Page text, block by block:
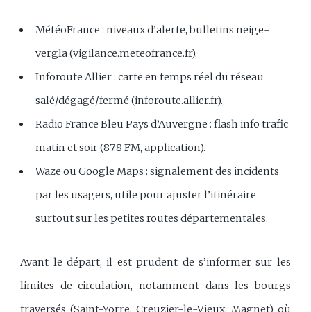
MétéoFrance : niveaux d’alerte, bulletins neige-
vergla (vigilance.meteofrance.fr).
Inforoute Allier : carte en temps réel du réseau
salé/dégagé/fermé (inforoute.allier.fr).
Radio France Bleu Pays d’Auvergne : flash info trafic
matin et soir (87.8 FM, application).
Waze ou Google Maps : signalement des incidents
par les usagers, utile pour ajuster l’itinéraire
surtout sur les petites routes départementales.
Avant le départ, il est prudent de s’informer sur les
limites de circulation, notamment dans les bourgs
traversés (Saint-Yorre, Creuzier-le-Vieux, Magnet) où